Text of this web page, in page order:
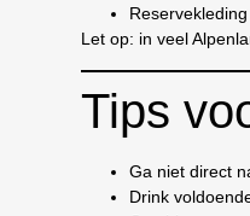
Reservekleding
Let op: in veel
Tips
Ga niet direct
Drink